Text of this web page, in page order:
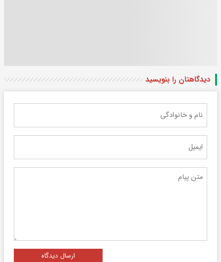
دیدگاهتان را بنویسید
ارسال دیدگاه